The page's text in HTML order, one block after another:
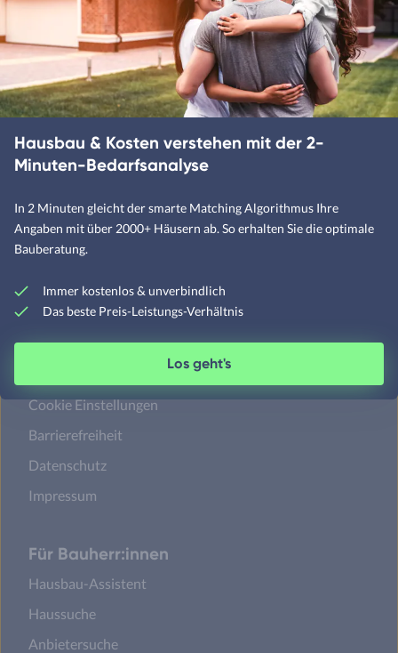
Satteldachhäuser
Flachdachhäuser
Walmdachhäuser
Pultdachhäuser
Unternehmen
Über Fertighaus.de
FAQ
Sitemap
Cookie Einstellungen
Barrierefreiheit
Datenschutz
Impressum
Für Bauherr:innen
Hausbau-Assistent
Haussuche
Anbietersuche
Hausbau & Kosten verstehen mit der 2-
Minuten-Bedarfsanalyse
In 2 Minuten gleicht der smarte Matching Algorithmus Ihre
Angaben mit über 2000+ Häusern ab. So erhalten Sie die optimale
Bauberatung.
Immer kostenlos & unverbindlich
Das beste Preis-Leistungs-Verhältnis
Los geht's